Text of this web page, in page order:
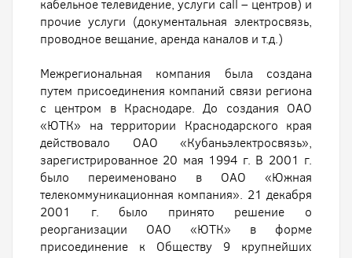
кабельное телевидение, услуги call – центров) и
прочие услуги (документальная электросвязь,
проводное вещание, аренда каналов и т.д.)
Межрегиональная компания была создана
путем присоединения компаний связи региона
с центром в Краснодаре. До создания ОАО
«ЮТК» на территории Краснодарского края
действовало ОАО «Кубаньэлектросвязь»,
зарегистрированное 20 мая 1994 г. В 2001 г.
было переименовано в ОАО «Южная
телекоммуникационная компания». 21 декабря
2001 г. было принято решение о
реорганизации ОАО «ЮТК» в форме
присоединение к Обществу 9 крупнейших